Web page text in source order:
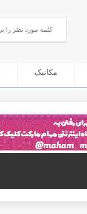
مکانیک